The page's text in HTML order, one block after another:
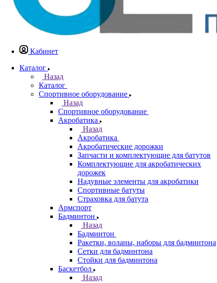
Кабинет
Каталог
Назад
Каталог
Спортивное оборудование
Назад
Спортивное оборудование
Акробатика
Назад
Акробатика
Акробатические дорожки
Запчасти и комплектующие для батутов
Комплектующие для акробатических
дорожек
Надувные элементы для акробатики
Спортивные батуты
Страховка для батута
Армспорт
Бадминтон
Назад
Бадминтон
Ракетки, воланы, наборы для бадминтона
Сетки для бадминтона
Стойки для бадминтона
Баскетбол
Назад